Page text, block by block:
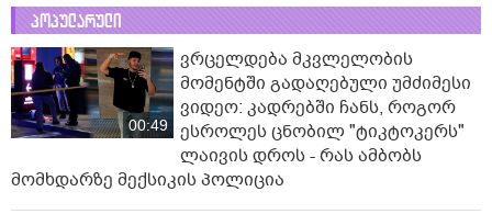
პოპულარული
00:49
ვრცელდება მკვლელობის
მომენტში გადაღებული უმძიმესი
ვიდეო: კადრებში ჩანს, როგორ
ესროლეს ცნობილ "ტიკტოკერს"
ლაივის დროს - რას ამბობს
მომხდარზე მექსიკის პოლიცია